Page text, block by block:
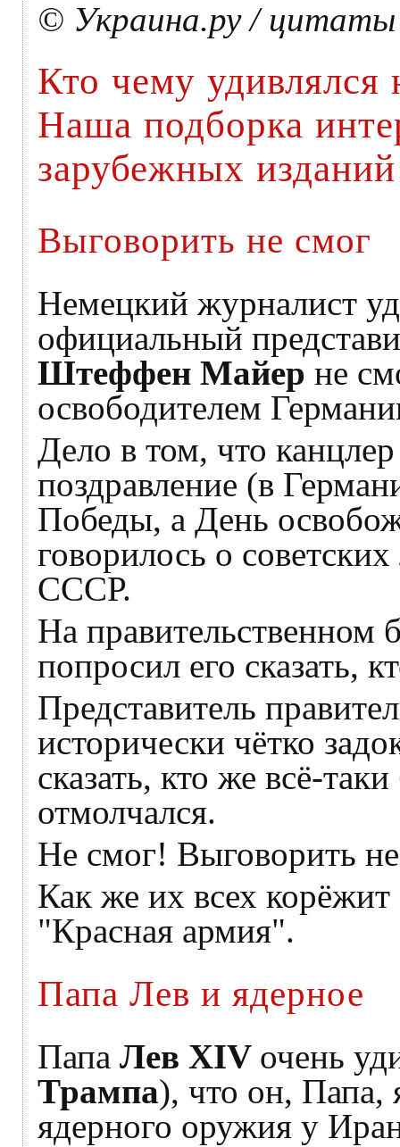
© Украина.ру / цитаты
Кто чему
Наша подборка
зарубежных изданий
Выговорить не смог
Немецкий журналист
официальный
Штеффен Майер не
освободителем
Дело в том, что
поздравление (в
Победы, а День
говорилось о
СССР.
На правительственном
попросил его сказать,
Представитель
исторически чётко
сказать, кто же всё-
отмолчался.
Не смог! Выговорить
Как же их всех
"Красная армия".
Папа Лев и ядерное
Папа Лев XIV очень
Трампа), что он, Папа,
ядерного оружия у